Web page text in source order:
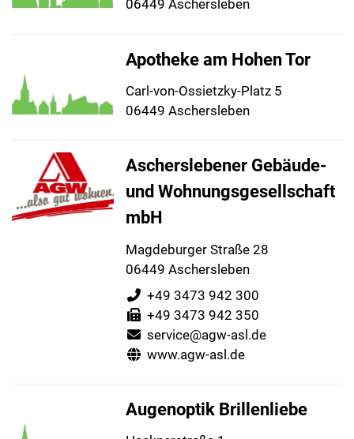
06449 Aschersleben
Apotheke am Hohen Tor
Carl-von-Ossietzky-Platz 5
06449 Aschersleben
Ascherslebener Gebäude-
und Wohnungsgesellschaft
mbH
Magdeburger Straße 28
06449 Aschersleben
+49 3473 942 300
+49 3473 942 350
service@agw-asl.de
www.agw-asl.de
Augenoptik Brillenliebe